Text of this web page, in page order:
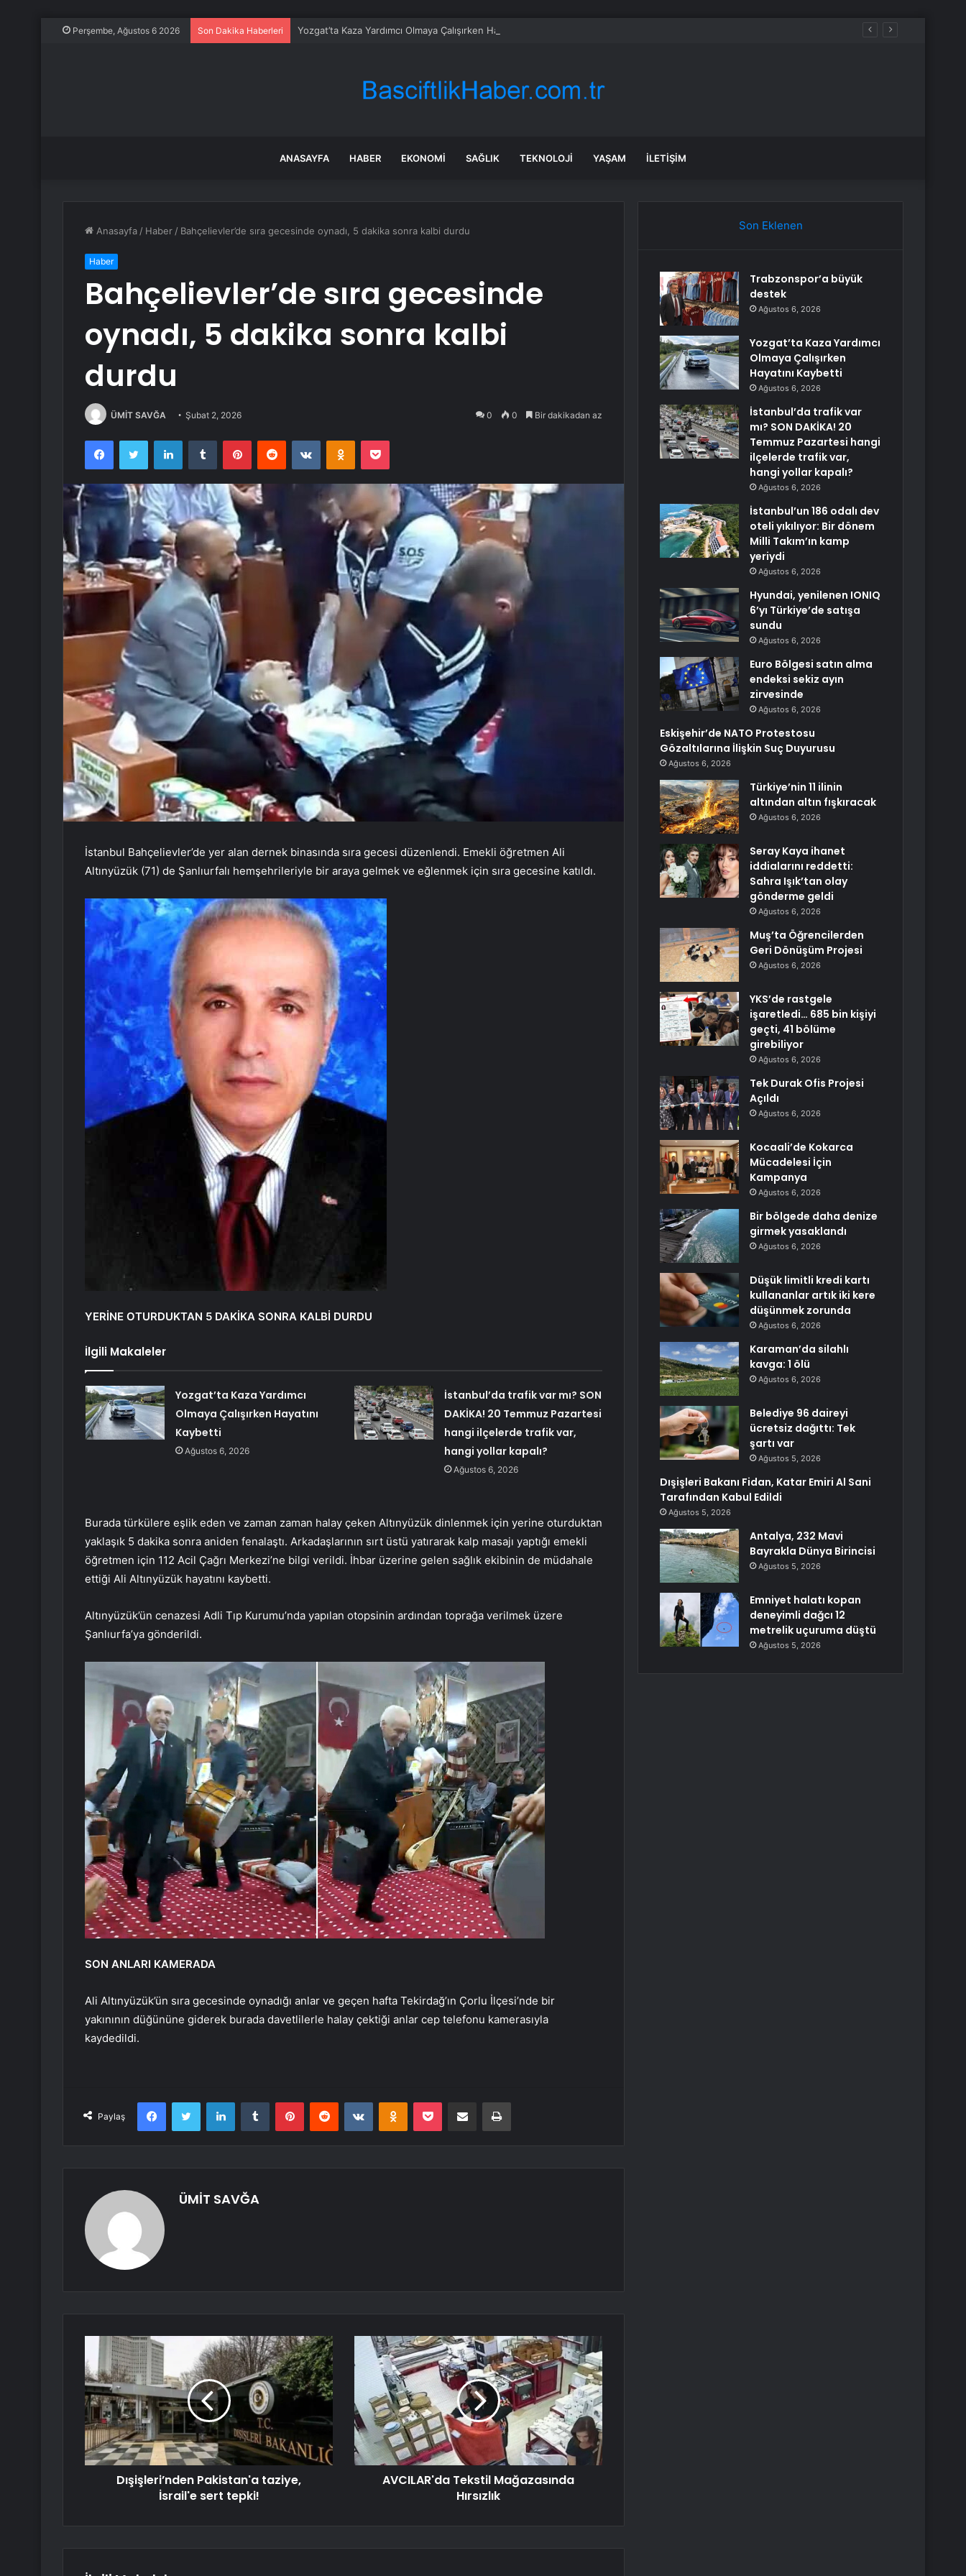
Perşembe, Ağustos 6 2026 Son Dakika Haberleri Yozgat’ta Kaza Yardımcı Olmaya Çalışırken Hayatını Kaybetti
ANASAYFA HABER EKONOMI SAĞLIK TEKNOLOJI YAŞAM İLETIŞIM
Anasayfa / Haber / Bahçelievler’de sıra gecesinde oynadı, 5 dakika sonra kalbi durdu
Haber
Bahçelievler’de sıra gecesinde
oynadı, 5 dakika sonra kalbi
durdu
ÜMİT SAVĞA Şubat 2, 2026 0 0 Bir dakikadan az
FacebookTwitter LinkedInTumblr PinterestReddit VKontakteOdnoklassniki
Pocket
İstanbul Bahçelievler’de yer alan dernek binasında sıra gecesi düzenlendi. Emekli öğretmen Ali
Altınyüzük (71) de Şanlıurfalı hemşehrileriyle bir araya gelmek ve eğlenmek için sıra gecesine katıldı.
YERİNE OTURDUKTAN 5 DAKİKA SONRA KALBİ DURDU
İlgili Makaleler
Yozgat’ta Kaza Yardımcı
Olmaya Çalışırken Hayatını
Kaybetti
Ağustos 6, 2026
İstanbul’da trafik var mı? SON
DAKİKA! 20 Temmuz Pazartesi
hangi ilçelerde trafik var,
hangi yollar kapalı?
Ağustos 6, 2026
Burada türkülere eşlik eden ve zaman zaman halay çeken Altınyüzük dinlenmek için yerine oturduktan
yaklaşık 5 dakika sonra aniden fenalaştı. Arkadaşlarının sırt üstü yatırarak kalp masajı yaptığı emekli
öğretmen için 112 Acil Çağrı Merkezi’ne bilgi verildi. İhbar üzerine gelen sağlık ekibinin de müdahale
ettiği Ali Altınyüzük hayatını kaybetti.
Altınyüzük’ün cenazesi Adli Tıp Kurumu’nda yapılan otopsinin ardından toprağa verilmek üzere
Şanlıurfa’ya gönderildi.
SON ANLARI KAMERADA
Ali Altınyüzük’ün sıra gecesinde oynadığı anlar ve geçen hafta Tekirdağ’ın Çorlu İlçesi’nde bir
yakınının düğününe giderek burada davetlilerle halay çektiği anlar cep telefonu kamerasıyla
kaydedildi.
Paylaş
FacebookTwitter LinkedInTumblr PinterestReddit VKontakteOdnoklassniki
Pocket E-Posta ile paylaş Yazdır
ÜMİT SAVĞA
Dışişleri’nden Pakistan'a taziye,
İsrail'e sert tepki!
AVCILAR'da Tekstil Mağazasında
Hırsızlık
Son Eklenen
Trabzonspor’a büyük
destek
Ağustos 6, 2026
Yozgat’ta Kaza Yardımcı
Olmaya Çalışırken
Hayatını Kaybetti
Ağustos 6, 2026
İstanbul’da trafik var
mı? SON DAKİKA! 20
Temmuz Pazartesi hangi
ilçelerde trafik var,
hangi yollar kapalı?
Ağustos 6, 2026
İstanbul’un 186 odalı dev
oteli yıkılıyor: Bir dönem
Milli Takım’ın kamp
yeriydi
Ağustos 6, 2026
Hyundai, yenilenen IONIQ
6’yı Türkiye’de satışa
sundu
Ağustos 6, 2026
Euro Bölgesi satın alma
endeksi sekiz ayın
zirvesinde
Ağustos 6, 2026
Eskişehir’de NATO Protestosu
Gözaltılarına İlişkin Suç Duyurusu
Ağustos 6, 2026
Türkiye’nin 11 ilinin
altından altın fışkıracak
Ağustos 6, 2026
Seray Kaya ihanet
iddialarını reddetti:
Sahra Işık’tan olay
gönderme geldi
Ağustos 6, 2026
Muş’ta Öğrencilerden
Geri Dönüşüm Projesi
Ağustos 6, 2026
YKS’de rastgele
işaretledi… 685 bin kişiyi
geçti, 41 bölüme
girebiliyor
Ağustos 6, 2026
Tek Durak Ofis Projesi
Açıldı
Ağustos 6, 2026
Kocaali’de Kokarca
Mücadelesi İçin
Kampanya
Ağustos 6, 2026
Bir bölgede daha denize
girmek yasaklandı
Ağustos 6, 2026
Düşük limitli kredi kartı
kullananlar artık iki kere
düşünmek zorunda
Ağustos 6, 2026
Karaman’da silahlı
kavga: 1 ölü
Ağustos 6, 2026
Belediye 96 daireyi
ücretsiz dağıttı: Tek
şartı var
Ağustos 5, 2026
Dışişleri Bakanı Fidan, Katar Emiri Al Sani
Tarafından Kabul Edildi
Ağustos 5, 2026
Antalya, 232 Mavi
Bayrakla Dünya Birincisi
Ağustos 5, 2026
Emniyet halatı kopan
deneyimli dağcı 12
metrelik uçuruma düştü
Ağustos 5, 2026